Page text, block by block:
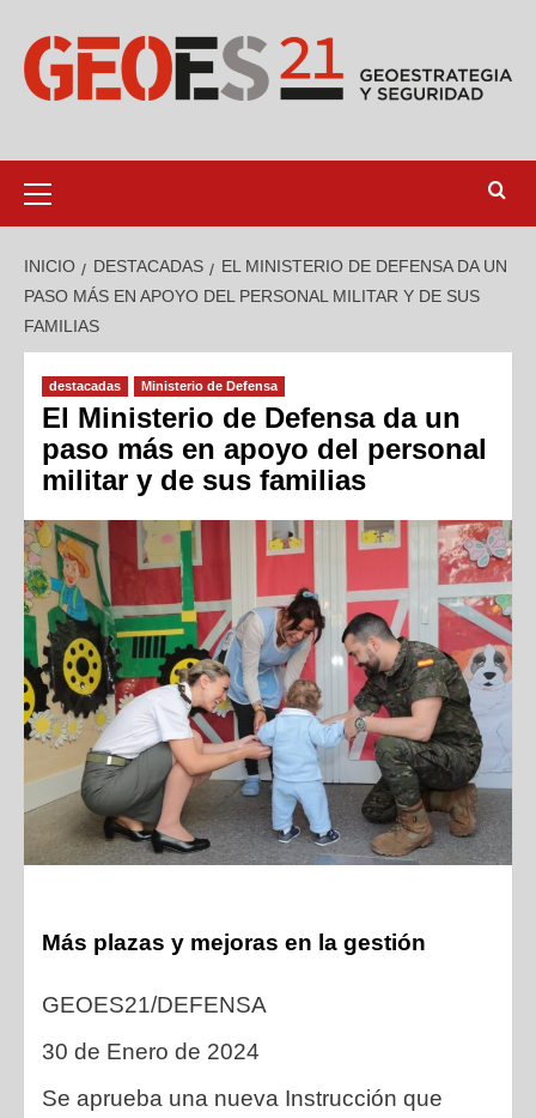
INICIO DESTACADAS
EL MINISTERIO DE DEFENSA DA UN
PASO MÁS EN APOYO DEL PERSONAL MILITAR Y DE SUS
FAMILIAS
destacadas Ministerio de Defensa
El Ministerio de Defensa da un
paso más en apoyo del personal
militar y de sus familias
Más plazas y mejoras en la gestión
GEOES21/DEFENSA
30 de Enero de 2024
Se aprueba una nueva Instrucción que